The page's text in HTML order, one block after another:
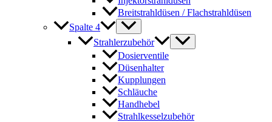
Breitstrahldüsen / Flachstrahldüsen
Spalte 4
Strahlerzubehör
Dosierventile
Düsenhalter
Kupplungen
Schläuche
Handhebel
Strahlkesselzubehör